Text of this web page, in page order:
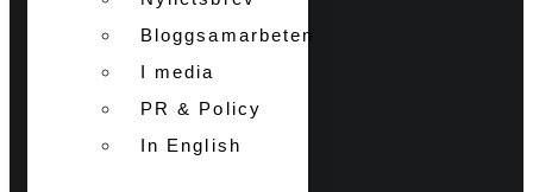
Bloggsamarbeten
I media
PR & Policy
In English